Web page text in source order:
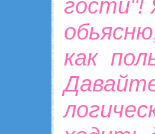
гости"!
как